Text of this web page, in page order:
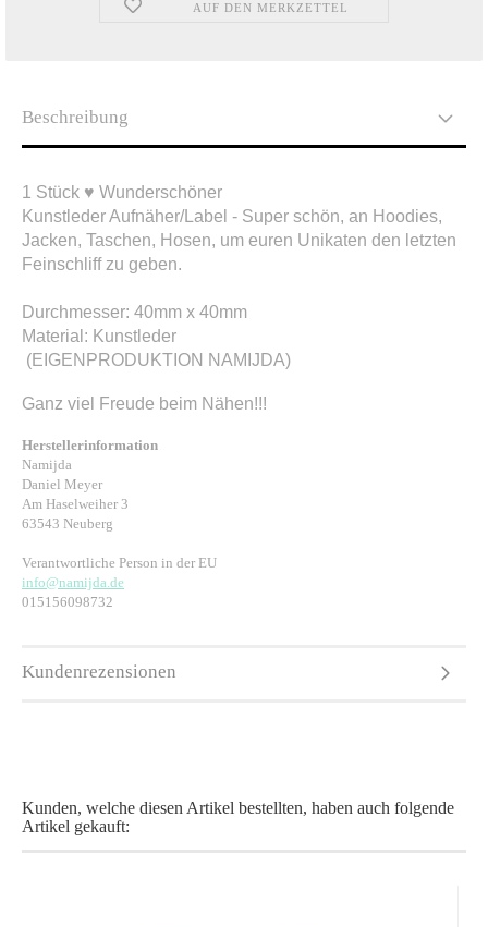
AUF DEN MERKZETTEL
Beschreibung
1 Stück ♥ Wunderschöner
Kunstleder Aufnäher/Label - Super schön, an Hoodies,
Jacken, Taschen, Hosen, um euren Unikaten den letzten
Feinschliff zu geben.
Durchmesser: 40mm x 40mm
Material: Kunstleder
(EIGENPRODUKTION NAMIJDA)​
Ganz viel Freude beim Nähen!!!
Herstellerinformation
Namijda
Daniel Meyer
Am Haselweiher 3
63543 Neuberg
Verantwortliche Person in der EU
info@namijda.de
015156098732
Kundenrezensionen
Kunden, welche diesen Artikel bestellten, haben auch folgende
Artikel gekauft: